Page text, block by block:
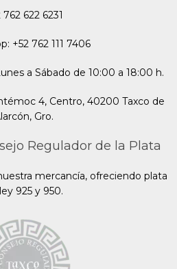
762 622 6231
+52 762 111 7406
a Sábado de 10:00 a 18:00 h.
4, Centro, 40200 Taxco de
Gro.
Regulador de la Plata
mercancía, ofreciendo plata
925 y 950.